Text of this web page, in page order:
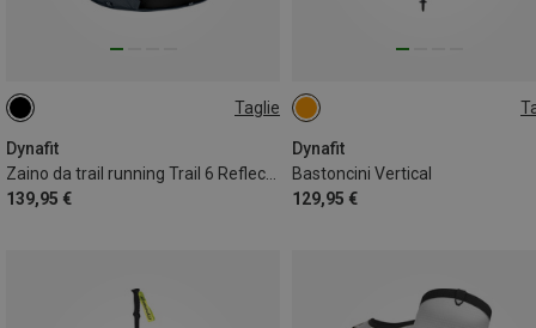
Taglie
Dynafit
139,95 €
6L | M-L
Dynafit
Bastoncini Vertical
129,95 €
125CM
135CM